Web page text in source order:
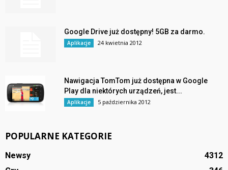
Google Drive już dostępny! 5GB za darmo.
Aplikacje 24 kwietnia 2012
Nawigacja TomTom już dostępna w Google
Play dla niektórych urządzeń, jest...
Aplikacje 5 października 2012
POPULARNE KATEGORIE
Newsy
4312